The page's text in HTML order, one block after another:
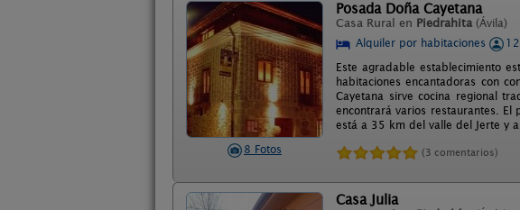
8 Fotos
Posada Doña Cayetana
Casa Rural en Piedrahita (Ávila)
Alquiler por habitaciones
Este agradable establecimiento
habitaciones encantadoras con
Cayetana sirve cocina regional
encontrará varios restaurantes. El
está a 35 km del valle del Jerte y
(3 comentarios)
Casa Julia